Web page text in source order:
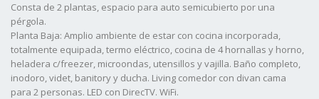
Consta de 2 plantas, espacio para auto semicubierto por una
pérgola.
Planta Baja: Amplio ambiente de estar con cocina incorporada,
totalmente equipada, termo eléctrico, cocina de 4 hornallas y horno,
heladera c/freezer, microondas, utensillos y vajilla. Baño completo,
inodoro, videt, banitory y ducha. Living comedor con divan cama
para 2 personas. LED con DirecTV. WiFi.